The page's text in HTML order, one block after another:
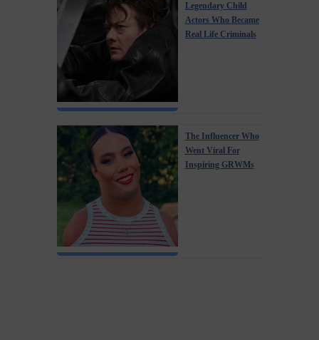
Legendary Child
Actors Who Became
Real Life Criminals
The Influencer Who
Went Viral For
Inspiring GRWMs